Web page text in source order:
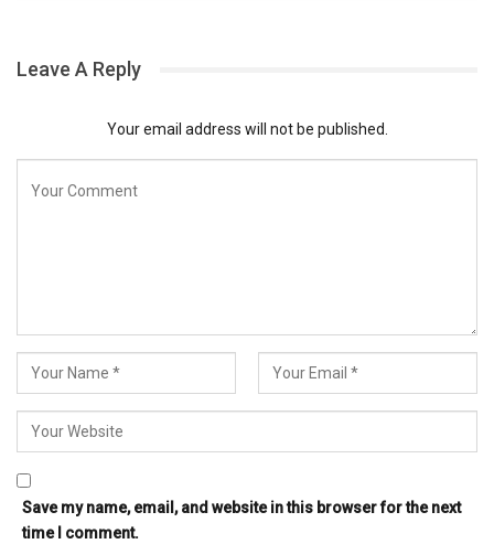
Leave A Reply
Your email address will not be published.
Save my name, email, and website in this browser for the next
time I comment.